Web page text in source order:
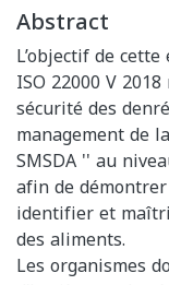
Abstract
L’objectif de
ISO 22000 V
sécurité des
management de
SMSDA '' au
afin de
identifier et
des aliments.
Les organismes